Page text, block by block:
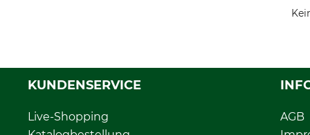
KUNDENSERVICE
Live-Shopping
AGB